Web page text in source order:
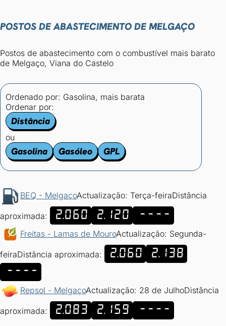
POSTOS DE ABASTECIMENTO DE MELGAÇO
Postos de abastecimento com o combustível mais barato
de Melgaço, Viana do Castelo
Ordenado por: Gasolina, mais barata
Ordenar por:
Distância
ou
Gasolina Gasóleo GPL
BEQ - MelgaçoActualização: Terça-feiraDistância
aproximada: 2.060 2.120 ----
Freitas - Lamas de MouroActualização: Segunda-
feiraDistância aproximada: 2.060
2.138
----
Repsol - MelgaçoActualização: 28 de JulhoDistância
aproximada: 2.083 2.159 ----